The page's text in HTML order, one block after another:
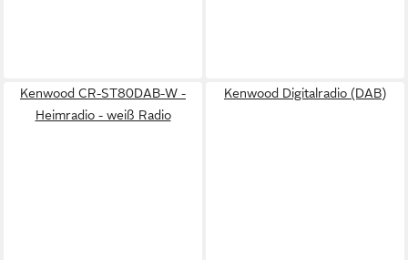
Kenwood CR-ST80DAB-W -
Heimradio - weiß Radio
Kenwood Digitalradio (DAB)